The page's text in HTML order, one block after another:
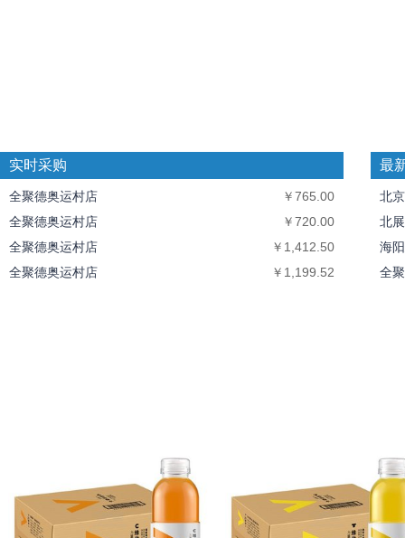
实时采购
全聚德奥运村店
￥765.00
全聚德奥运村店
￥720.00
全聚德奥运村店
￥1,412.50
全聚德奥运村店
￥1,199.52
最
北
北
海
全